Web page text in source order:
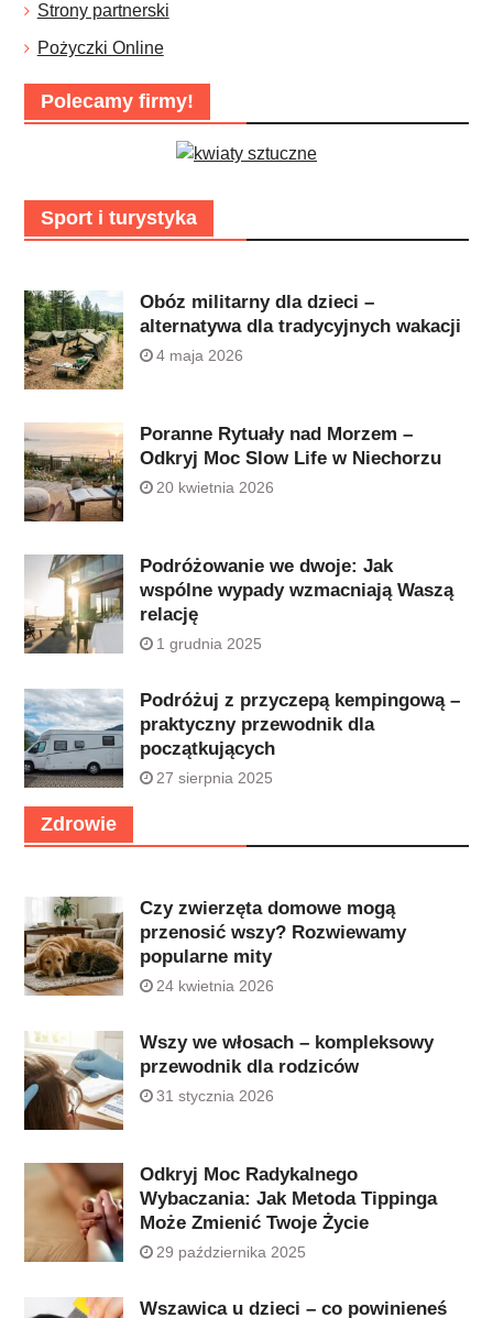
Strony partnerski
Pożyczki Online
Polecamy firmy!
Sport i turystyka
Obóz militarny dla dzieci –
alternatywa dla tradycyjnych wakacji
4 maja 2026
Poranne Rytuały nad Morzem –
Odkryj Moc Slow Life w Niechorzu
20 kwietnia 2026
Podróżowanie we dwoje: Jak
wspólne wypady wzmacniają Waszą
relację
1 grudnia 2025
Podróżuj z przyczepą kempingową –
praktyczny przewodnik dla
początkujących
27 sierpnia 2025
Zdrowie
Czy zwierzęta domowe mogą
przenosić wszy? Rozwiewamy
popularne mity
24 kwietnia 2026
Wszy we włosach – kompleksowy
przewodnik dla rodziców
31 stycznia 2026
Odkryj Moc Radykalnego
Wybaczania: Jak Metoda Tippinga
Może Zmienić Twoje Życie
29 października 2025
Wszawica u dzieci – co powinieneś